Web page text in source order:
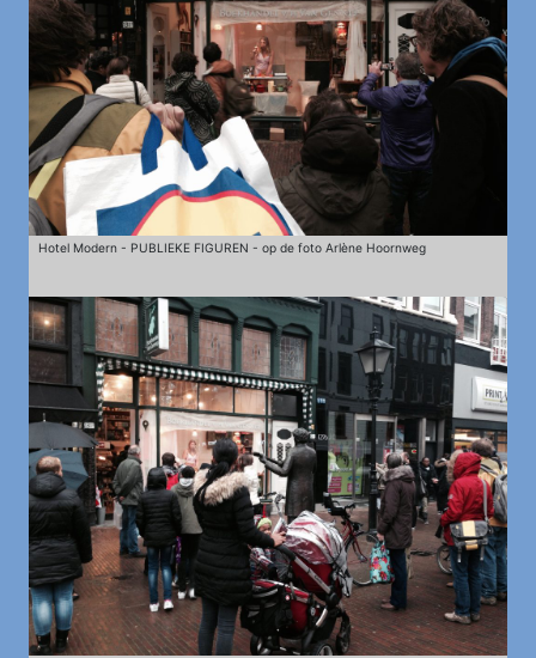
Hotel Modern - PUBLIEKE FIGUREN - op de foto Arlène Hoornweg